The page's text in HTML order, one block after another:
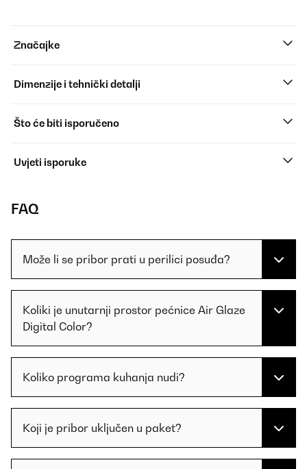
Značajke
Dimenzije i tehnički detalji
Što će biti isporučeno
Uvjeti isporuke
FAQ
Može li se pribor prati u perilici posuđa?
Koliki je unutarnji prostor pećnice Air Glaze
Digital Color?
Koliko programa kuhanja nudi?
Koji je pribor uključen u paket?